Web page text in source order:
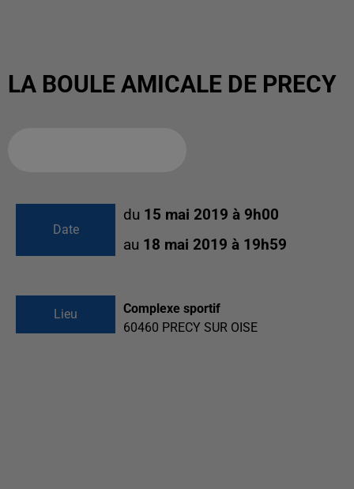
LA BOULE AMICALE DE PRECY
Date
du 15 mai 2019 à 9h00
au 18 mai 2019 à 19h59
Lieu
Complexe sportif
60460 PRECY SUR OISE